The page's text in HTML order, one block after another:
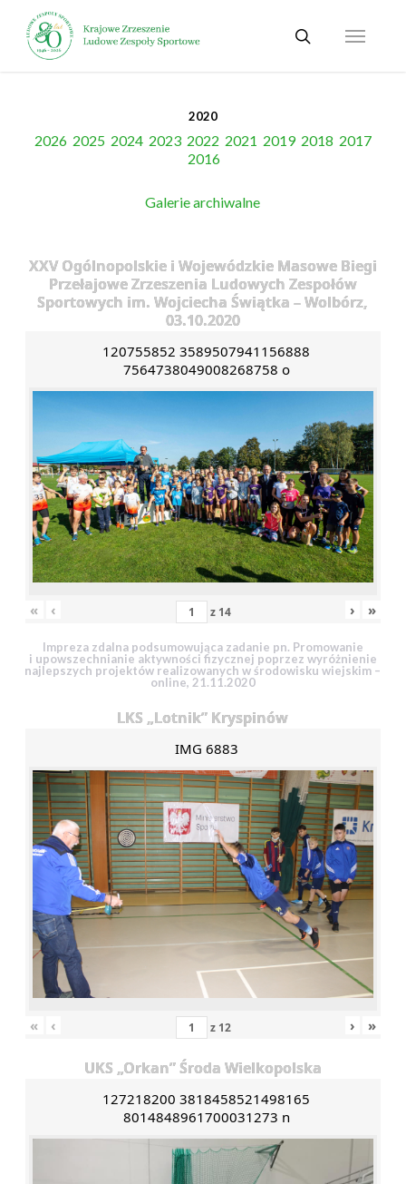
main
content
search
Menu
2020
2026 2025 2024 2023 2022 2021 2019 2018 2017
2016
Galerie archiwalne
XXV Ogólnopolskie i Wojewódzkie Masowe Biegi
Przełajowe Zrzeszenia Ludowych Zespołów
Sportowych im. Wojciecha Świątka – Wolbórz,
03.10.2020
120755852 3589507941156888
7564738049008268758 o
« ‹ z 14 › »
Impreza zdalna podsumowująca zadanie pn. Promowanie
i upowszechnianie aktywności fizycznej poprzez wyróżnienie
najlepszych projektów realizowanych w środowisku wiejskim –
online, 21.11.2020
LKS „Lotnik” Kryspinów
IMG 6883
« ‹ z 12 › »
UKS „Orkan” Środa Wielkopolska
127218200 3818458521498165
8014848961700031273 n